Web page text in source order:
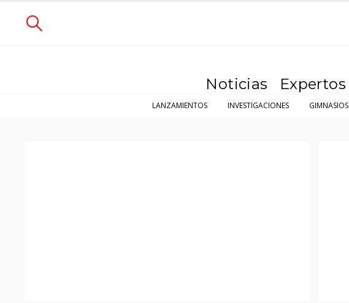
Noticias Expertos
LANZAMIENTOS INVESTIGACIONES GIMNASIOS